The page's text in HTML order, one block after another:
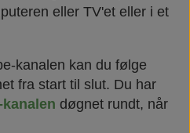
eller TV'et eller i et
kanalen kan du følge
fra start til slut. Du har
kanalen døgnet rundt, når